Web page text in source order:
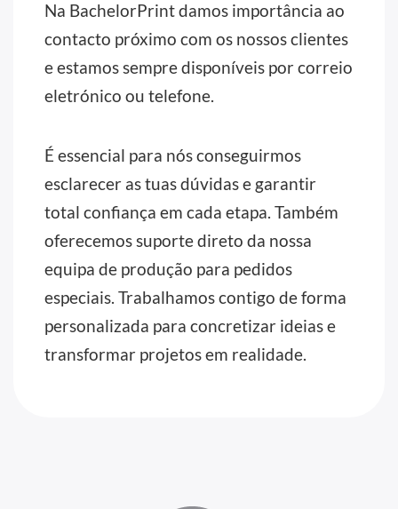
Na BachelorPrint damos importância ao
contacto próximo com os nossos clientes
e estamos sempre disponíveis por correio
eletrónico ou telefone.
É essencial para nós conseguirmos
esclarecer as tuas dúvidas e garantir
total confiança em cada etapa. Também
oferecemos suporte direto da nossa
equipa de produção para pedidos
especiais. Trabalhamos contigo de forma
personalizada para concretizar ideias e
transformar projetos em realidade.